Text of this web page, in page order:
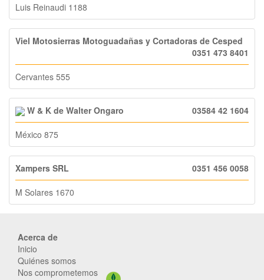
Luis Reinaudi 1188
Viel Motosierras Motoguadañas y Cortadoras de Cesped
0351 473 8401
Cervantes 555
W & K de Walter Ongaro 03584 42 1604
México 875
Xampers SRL 0351 456 0058
M Solares 1670
Acerca de
Inicio
Quiénes somos
Nos comprometemos